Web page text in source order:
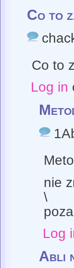
Co to
Co to
Log in
nie
\
Log
Abli